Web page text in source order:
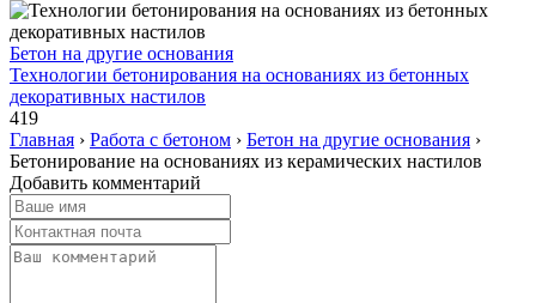
Бетон на другие основания
Технологии бетонирования на основаниях из бетонных
декоративных настилов
419
Главная › Работа с бетоном › Бетон на другие основания ›
Бетонирование на основаниях из керамических настилов
Добавить комментарий